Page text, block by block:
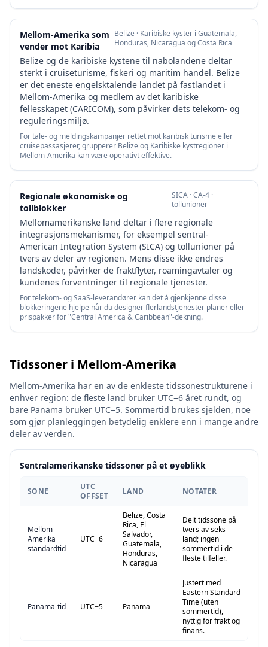
Mellom-Amerika som
vender mot Karibia
Belize · Karibiske kyster i Guatemala,
Honduras, Nicaragua og Costa Rica
Belize og de karibiske kystene til nabolandene deltar
sterkt i cruiseturisme, fiskeri og maritim handel. Belize
er det eneste engelsktalende landet på fastlandet i
Mellom-Amerika og medlem av det karibiske
fellesskapet (CARICOM), som påvirker dets telekom- og
reguleringsmiljø.
For tale- og meldingskampanjer rettet mot karibisk turisme eller
cruisepassasjerer, grupperer Belize og Karibiske kystregioner i
Mellom-Amerika kan være operativt effektive.
Regionale økonomiske og
tollblokker
SICA · CA-4 ·
tollunioner
Mellomamerikanske land deltar i flere regionale
integrasjonsmekanismer, for eksempel sentral-
American Integration System (SICA) og tollunioner på
tvers av deler av regionen. Mens disse ikke endres
landskoder, påvirker de fraktflyter, roamingavtaler og
kundenes forventninger til regionale tjenester.
For telekom- og SaaS-leverandører kan det å gjenkjenne disse
blokkeringene hjelpe når du designer flerlandstjenester planer eller
prispakker for "Central America & Caribbean"-dekning.
Tidssoner i Mellom-Amerika
Mellom-Amerika har en av de enkleste tidssonestrukturene i
enhver region: de fleste land bruker UTC−6 året rundt, og
bare Panama bruker UTC−5. Sommertid brukes sjelden, noe
som gjør planleggingen betydelig enklere enn i mange andre
deler av verden.
Sentralamerikanske tidssoner på et øyeblikk
SONE
UTC
OFFSET
LAND NOTATER
Mellom-
Amerika
standardtid
UTC−6
Belize, Costa
Rica, El
Salvador,
Guatemala,
Honduras,
Nicaragua
Delt tidssone på
tvers av seks
land; ingen
sommertid i de
fleste tilfeller.
Panama-tid UTC−5 Panama
Justert med
Eastern Standard
Time (uten
sommertid),
nyttig for frakt og
finans.